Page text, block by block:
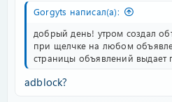
Gorgyts написал(а):
добрый день! утром создал
при щелчке на любом
страницы объявлений выдает
adblock?